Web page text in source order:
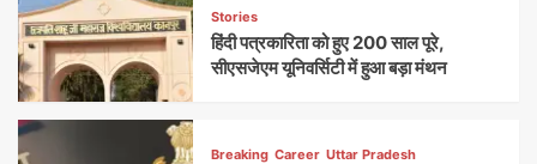
Stories
हिंदी पत्रकारिता को हुए 200 साल पूरे,
सीएसजेएम यूनिवर्सिटी में हुआ बड़ा मंथन
Breaking Career Uttar Pradesh